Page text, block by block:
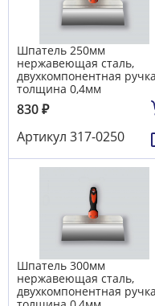
Шпатель 250мм
нержавеющая сталь,
двухкомпонентная
толщина 0,4мм
830₽
Артикул 317-0250
Шпатель 300мм
нержавеющая сталь,
двухкомпонентная